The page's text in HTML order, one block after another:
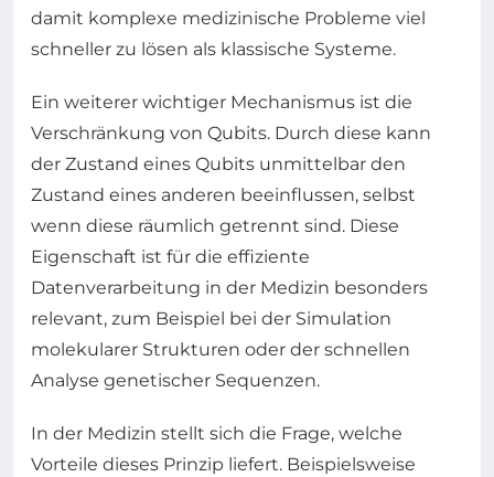
damit komplexe medizinische Probleme viel
schneller zu lösen als klassische Systeme.
Ein weiterer wichtiger Mechanismus ist die
Verschränkung von Qubits. Durch diese kann
der Zustand eines Qubits unmittelbar den
Zustand eines anderen beeinflussen, selbst
wenn diese räumlich getrennt sind. Diese
Eigenschaft ist für die effiziente
Datenverarbeitung in der Medizin besonders
relevant, zum Beispiel bei der Simulation
molekularer Strukturen oder der schnellen
Analyse genetischer Sequenzen.
In der Medizin stellt sich die Frage, welche
Vorteile dieses Prinzip liefert. Beispielsweise